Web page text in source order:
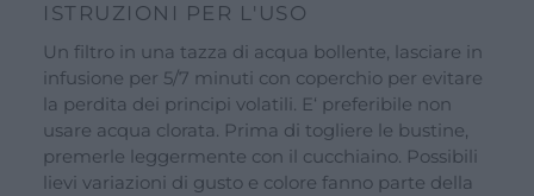
ISTRUZIONI PER L'USO
Un filtro in una tazza di acqua bollente, lasciare in
infusione per 5/7 minuti con coperchio per evitare
la perdita dei principi volatili. E‘ preferibile non
usare acqua clorata. Prima di togliere le bustine,
premerle leggermente con il cucchiaino. Possibili
lievi variazioni di gusto e colore fanno parte della